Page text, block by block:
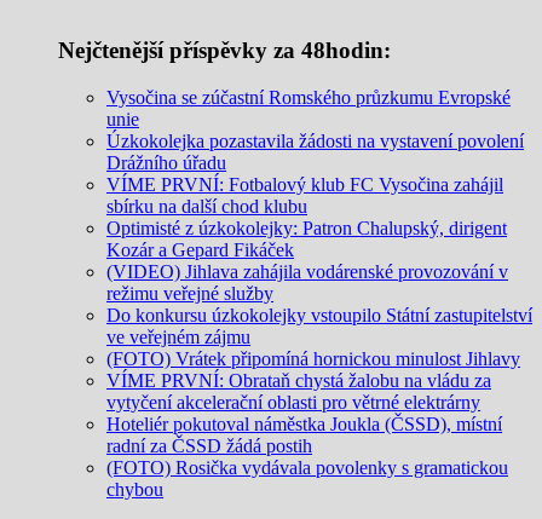
Nejčtenější příspěvky za 48hodin:
Vysočina se zúčastní Romského průzkumu Evropské
unie
Úzkokolejka pozastavila žádosti na vystavení povolení
Drážního úřadu
VÍME PRVNÍ: Fotbalový klub FC Vysočina zahájil
sbírku na další chod klubu
Optimisté z úzkokolejky: Patron Chalupský, dirigent
Kozár a Gepard Fikáček
(VIDEO) Jihlava zahájila vodárenské provozování v
režimu veřejné služby
Do konkursu úzkokolejky vstoupilo Státní zastupitelství
ve veřejném zájmu
(FOTO) Vrátek připomíná hornickou minulost Jihlavy
VÍME PRVNÍ: Obrataň chystá žalobu na vládu za
vytyčení akcelerační oblasti pro větrné elektrárny
Hoteliér pokutoval náměstka Joukla (ČSSD), místní
radní za ČSSD žádá postih
(FOTO) Rosička vydávala povolenky s gramatickou
chybou